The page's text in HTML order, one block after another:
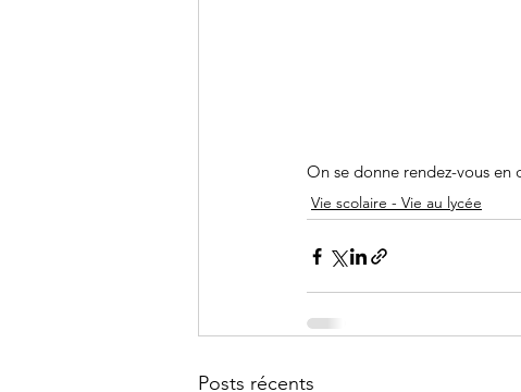
On se donne rendez-vous
Vie scolaire - Vie au lycée
Posts récents